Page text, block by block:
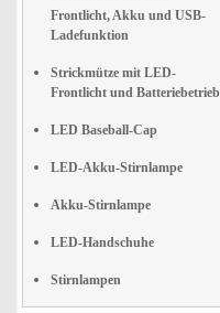
Frontlicht, Akku und USB-
Ladefunktion
Strickmütze mit LED-
Frontlicht und Batteriebetrieb
LED Baseball-Cap
LED-Akku-Stirnlampe
Akku-Stirnlampe
LED-Handschuhe
Stirnlampen